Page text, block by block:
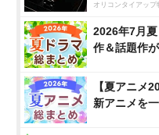
オリコンタイアップ
2026年7月
作＆話題作
【夏アニメ
新アニメを